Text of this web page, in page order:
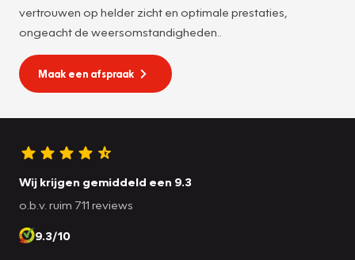
vertrouwen op helder zicht en optimale prestaties,
ongeacht de weersomstandigheden..
Maak een afspraak
Wij krijgen gemiddeld een 9.3
o.b.v. ruim 711 reviews
9.3/10